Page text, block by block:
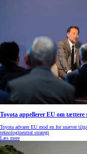
Toyota appellerer EU om tættere
Toyota advarer EU mod en for snæver
teknologineutral strategi
Læs mere